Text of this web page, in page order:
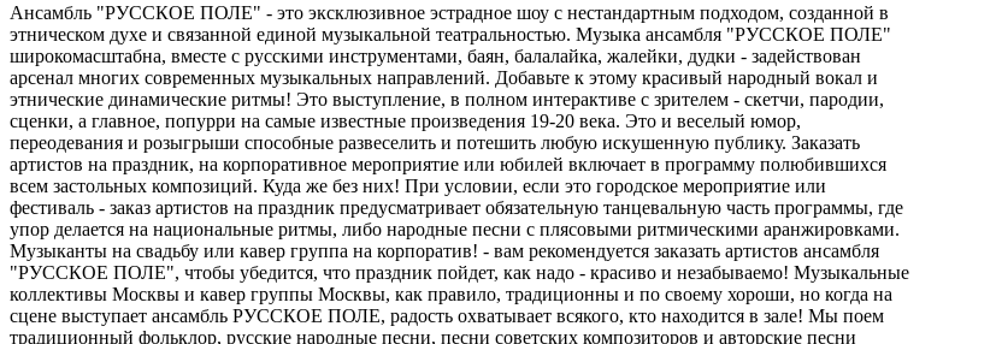
Ансамбль "РУССКОЕ ПОЛЕ" - это эксклюзивное эстрадное шоу с нестандартным подходом, созданной в
этническом духе и связанной единой музыкальной театральностью. Музыка ансамбля "РУССКОЕ ПОЛЕ"
широкомасштабна, вместе с русскими инструментами, баян, балалайка, жалейки, дудки - задействован
арсенал многих современных музыкальных направлений. Добавьте к этому красивый народный вокал и
этнические динамические ритмы! Это выступление, в полном интерактиве с зрителем - скетчи, пародии,
сценки, а главное, попурри на самые известные произведения 19-20 века. Это и веселый юмор,
переодевания и розыгрыши способные развеселить и потешить любую искушенную публику. Заказать
артистов на праздник, на корпоративное мероприятие или юбилей включает в программу полюбившихся
всем застольных композиций. Куда же без них! При условии, если это городское мероприятие или
фестиваль - заказ артистов на праздник предусматривает обязательную танцевальную часть программы, где
упор делается на национальные ритмы, либо народные песни с плясовыми ритмическими аранжировками.
Музыканты на свадьбу или кавер группа на корпоратив! - вам рекомендуется заказать артистов ансамбля
"РУССКОЕ ПОЛЕ", чтобы убедится, что праздник пойдет, как надо - красиво и незабываемо! Музыкальные
коллективы Москвы и кавер группы Москвы, как правило, традиционны и по своему хороши, но когда на
сцене выступает ансамбль РУССКОЕ ПОЛЕ, радость охватывает всякого, кто находится в зале! Мы поем
традиционный фольклор, русские народные песни, песни советских композиторов и авторские песни